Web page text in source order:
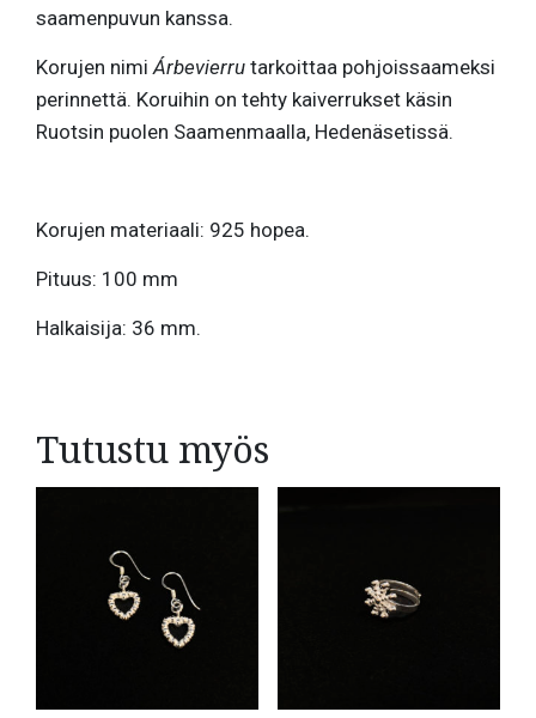
saamenpuvun kanssa.
Korujen nimiÁrbevierru tarkoittaa pohjoissaameksi
perinnettä. Koruihin on tehty kaiverrukset käsin
Ruotsin puolen Saamenmaalla, Hedenäsetissä.
Korujen materiaali: 925 hopea.
Pituus: 100 mm
Halkaisija: 36 mm.
Tutustu myös